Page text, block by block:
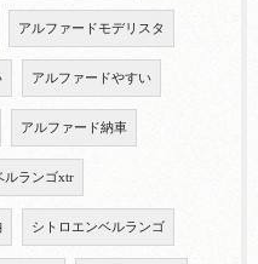
アルファードモデリスタ
アルファードやすい
アルファード納車
ルランゴxtr
シトロエンベルランゴ